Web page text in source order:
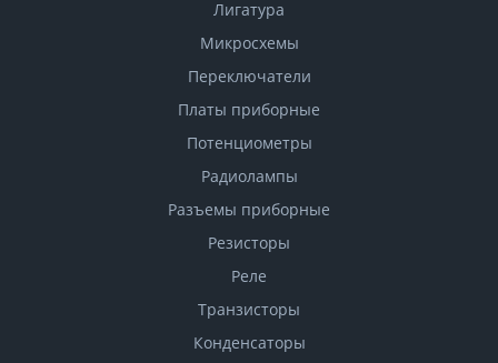
Лигатура
Микросхемы
Переключатели
Платы приборные
Потенциометры
Радиолампы
Разъемы приборные
Резисторы
Реле
Транзисторы
Конденсаторы